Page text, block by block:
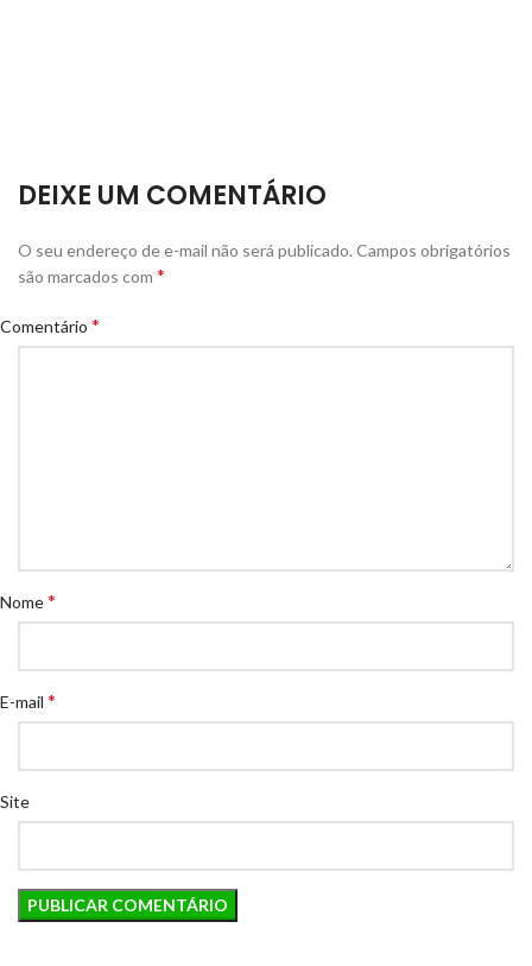
DEIXE UM COMENTÁRIO
O seu endereço de e-mail não será publicado. Campos obrigatórios
são marcados com *
Comentário *
Nome*
E-mail *
Site